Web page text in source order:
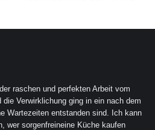
raschen und perfekten Arbeit vom
Verwirklichung ging in ein nach dem
Wartezeiten entstanden sind. Ich kann
wer sorgenfreineine Küche kaufen